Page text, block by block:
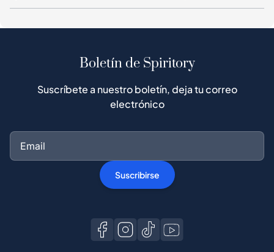
Boletín de Spiritory
Suscríbete a nuestro boletín, deja tu correo
electrónico
Suscribirse